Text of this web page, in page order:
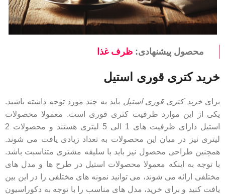
محصول پیشنهادی: ظرف غذا
خرید کتری قوری استیل
برایخرید کتری قوری استیل باید به چند مورد توجه داشته باشید.
یکی از این موارد ظرفیت کتری قوری است. معمولا محصولات
استیل دارای ظرفیت های 1 الی 5 لیتری هستند و محصولات 2
لیتری نیز در میان این محصولات به تعداد زیادی یافت می شوند.
همچنین طراحی محصول نیز باید با سلیقه مشتری متناسبت باشد.
با توجه به اینکه معمولا محصولات استیل در طرح ها و مدل های
مختلفی ارائه می شوند، می توانید نمونه های مختلفی را در این بین
یافت کنید و برای خرید، مدل های مناسب را با توجه به دکوراسیون